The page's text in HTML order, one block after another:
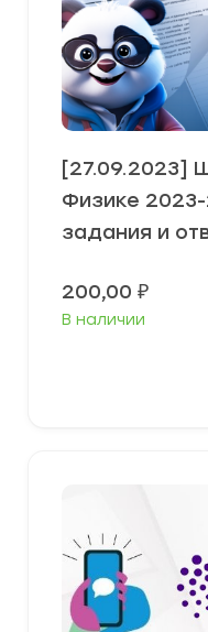
[27.09.2023]
Физике 2023-
задания и
200,00 ₽
В наличии